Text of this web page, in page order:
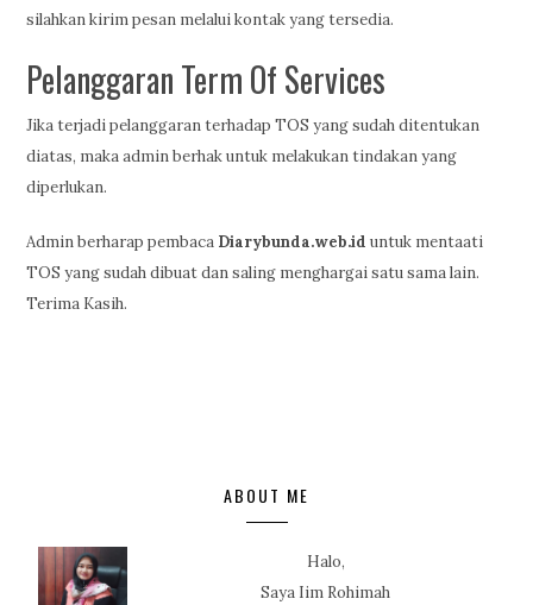
silahkan kirim pesan melalui kontak yang tersedia.
Pelanggaran Term Of Services
Jika terjadi pelanggaran terhadap TOS yang sudah ditentukan
diatas, maka admin berhak untuk melakukan tindakan yang
diperlukan.
Admin berharap pembaca Diarybunda.web.id untuk mentaati
TOS yang sudah dibuat dan saling menghargai satu sama lain.
Terima Kasih.
ABOUT ME
Halo,
Saya Iim Rohimah